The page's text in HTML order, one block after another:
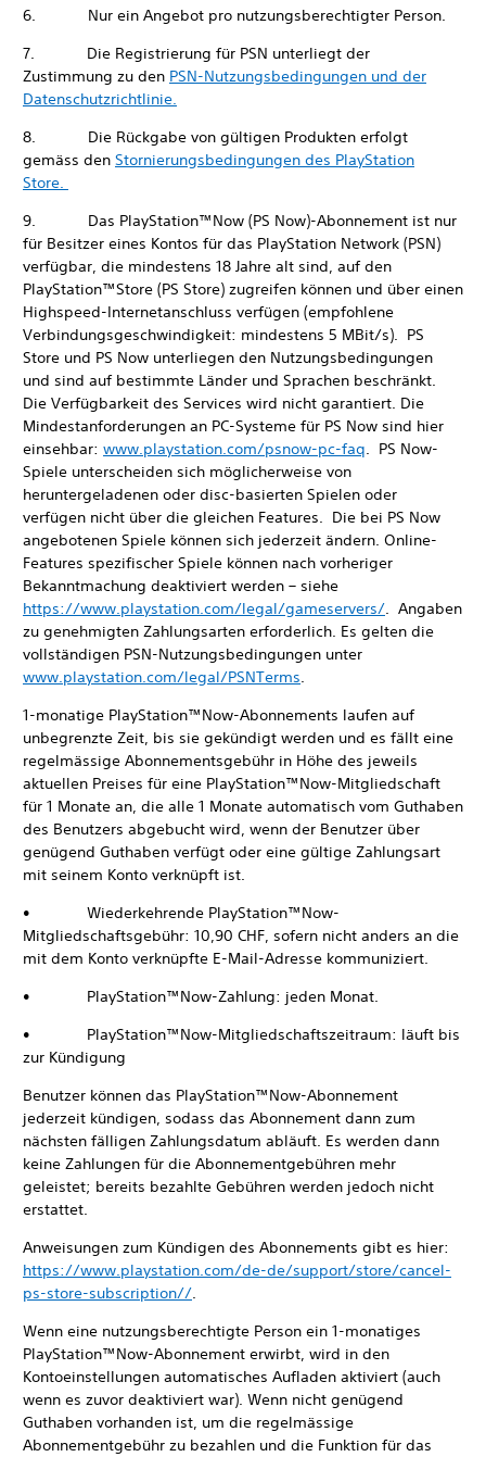
6. Nur ein Angebot pro nutzungsberechtigter Person.
7. Die Registrierung für PSN unterliegt der
Zustimmung zu den PSN-Nutzungsbedingungen und der
Datenschutzrichtlinie.
8. Die Rückgabe von gültigen Produkten erfolgt
gemäss den Stornierungsbedingungen des PlayStation
Store.
9. Das PlayStation™Now (PS Now)-Abonnement ist nur
für Besitzer eines Kontos für das PlayStation Network (PSN)
verfügbar, die mindestens 18 Jahre alt sind, auf den
PlayStation™Store (PS Store) zugreifen können und über einen
Highspeed-Internetanschluss verfügen (empfohlene
Verbindungsgeschwindigkeit: mindestens 5 MBit/s). PS
Store und PS Now unterliegen den Nutzungsbedingungen
und sind auf bestimmte Länder und Sprachen beschränkt.
Die Verfügbarkeit des Services wird nicht garantiert. Die
Mindestanforderungen an PC-Systeme für PS Now sind hier
einsehbar: www.playstation.com/psnow-pc-faq. PS Now-
Spiele unterscheiden sich möglicherweise von
heruntergeladenen oder disc-basierten Spielen oder
verfügen nicht über die gleichen Features. Die bei PS Now
angebotenen Spiele können sich jederzeit ändern. Online-
Features spezifischer Spiele können nach vorheriger
Bekanntmachung deaktiviert werden – siehe
https://www.playstation.com/legal/gameservers/. Angaben
zu genehmigten Zahlungsarten erforderlich. Es gelten die
vollständigen PSN-Nutzungsbedingungen unter
www.playstation.com/legal/PSNTerms.
1-monatige PlayStation™Now-Abonnements laufen auf
unbegrenzte Zeit, bis sie gekündigt werden und es fällt eine
regelmässige Abonnementsgebühr in Höhe des jeweils
aktuellen Preises für eine PlayStation™Now-Mitgliedschaft
für 1 Monate an, die alle 1 Monate automatisch vom Guthaben
des Benutzers abgebucht wird, wenn der Benutzer über
genügend Guthaben verfügt oder eine gültige Zahlungsart
mit seinem Konto verknüpft ist.
• Wiederkehrende PlayStation™Now-
Mitgliedschaftsgebühr: 10,90 CHF, sofern nicht anders an die
mit dem Konto verknüpfte E-Mail-Adresse kommuniziert.
• PlayStation™Now-Zahlung: jeden Monat.
• PlayStation™Now-Mitgliedschaftszeitraum: läuft bis
zur Kündigung
Benutzer können das PlayStation™Now-Abonnement
jederzeit kündigen, sodass das Abonnement dann zum
nächsten fälligen Zahlungsdatum abläuft. Es werden dann
keine Zahlungen für die Abonnementgebühren mehr
geleistet; bereits bezahlte Gebühren werden jedoch nicht
erstattet.
Anweisungen zum Kündigen des Abonnements gibt es hier:
https://www.playstation.com/de-de/support/store/cancel-
ps-store-subscription//.
Wenn eine nutzungsberechtigte Person ein 1-monatiges
PlayStation™Now-Abonnement erwirbt, wird in den
Kontoeinstellungen automatisches Aufladen aktiviert (auch
wenn es zuvor deaktiviert war). Wenn nicht genügend
Guthaben vorhanden ist, um die regelmässige
Abonnementgebühr zu bezahlen und die Funktion für das